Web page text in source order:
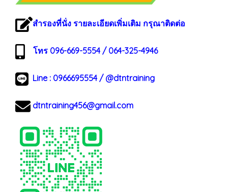
สำรองที่นั่ง รายละเอียดเพิ่มเติม กรุณาติดต่อ
โทร 096-669-5554 / 064-325-4946
Line : 0966695554/ @dtntraining
dtntraining456@gmail.com